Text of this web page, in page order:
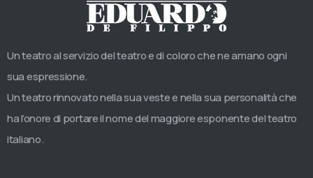
Un teatro al servizio del teatro e di coloro che ne amano ogni
sua espressione.
Un teatro rinnovato nella sua veste e nella sua personalità che
ha l’onore di portare il nome del maggiore esponente del teatro
italiano.